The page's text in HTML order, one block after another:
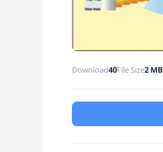
Download40File Size2 MB